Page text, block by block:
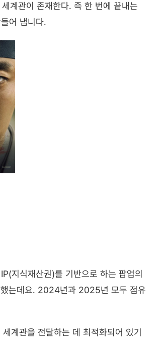
계관이 존재한다. 즉 한 번에 끝내는
어 냅니다.
지식재산권)를 기반으로 하는 팝업의
는데요. 2024년과 2025년 모두 점유
계관을 전달하는 데 최적화되어 있기